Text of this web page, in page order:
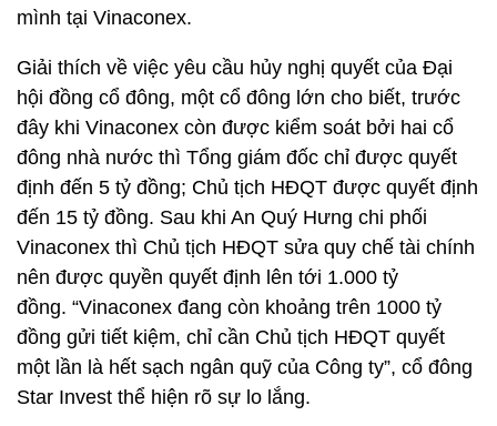
mình tại Vinaconex.
Giải thích về việc yêu cầu hủy nghị quyết của Đại
hội đồng cổ đông, một cổ đông lớn cho biết, trước
đây khi Vinaconex còn được kiểm soát bởi hai cổ
đông nhà nước thì Tổng giám đốc chỉ được quyết
định đến 5 tỷ đồng; Chủ tịch HĐQT được quyết định
đến 15 tỷ đồng. Sau khi An Quý Hưng chi phối
Vinaconex thì Chủ tịch HĐQT sửa quy chế tài chính
nên được quyền quyết định lên tới 1.000 tỷ
đồng. “Vinaconex đang còn khoảng trên 1000 tỷ
đồng gửi tiết kiệm, chỉ cần Chủ tịch HĐQT quyết
một lần là hết sạch ngân quỹ của Công ty”, cổ đông
Star Invest thể hiện rõ sự lo lắng.